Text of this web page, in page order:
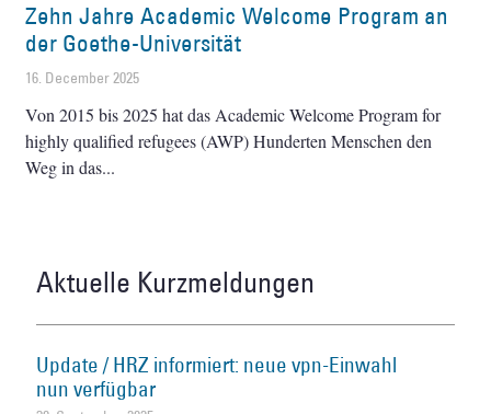
Zehn Jahre Academic Welcome Program an
der Goethe-Universität
16. December 2025
Von 2015 bis 2025 hat das Academic Welcome Program for
highly qualified refugees (AWP) Hunderten Menschen den
Weg in das
Aktuelle Kurzmeldungen
Update / HRZ informiert: neue vpn-Einwahl
nun verfügbar